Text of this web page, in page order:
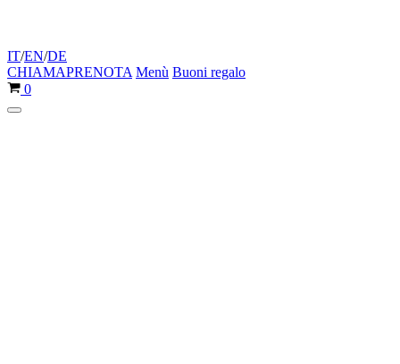
IT/EN/DE
CHIAMAPRENOTA Menù Buoni regalo
Carrello
0
Menu